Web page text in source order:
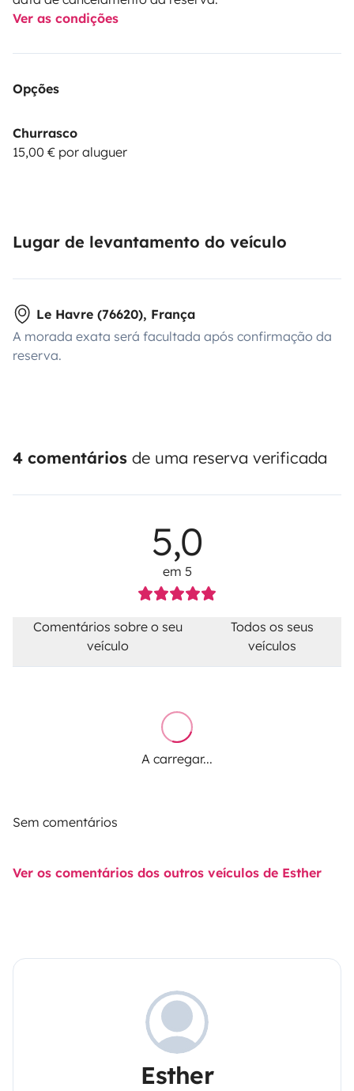
Ver as condições
Opções
Churrasco
15,00 € por aluguer
Lugar de levantamento do veículo
Le Havre (76620), França
A morada exata será facultada após confirmação da
reserva.
4 comentários de uma reserva verificada
5,0
em 5
Comentários sobre o seu
veículo
Todos os seus
veículos
A carregar...
Sem comentários
Ver os comentários dos outros veículos de Esther
Esther